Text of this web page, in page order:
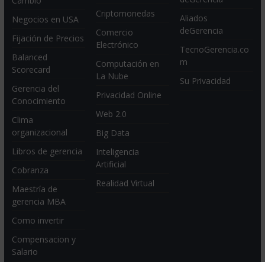
Negocios en USA
Fijación de Precios
Balanced
Scorecard
Gerencia del
Conocimiento
Clima
organizacional
Libros de gerencia
Cobranza
Maestría de
gerencia MBA
Como invertir
Compensacion y
Salario
Criptomonedas
Comercio
Electrónico
Computación en
La Nube
Privacidad Online
Web 2.0
Big Data
Inteligencia
Artificial
Realidad Virtual
Aliados
deGerencia
TecnoGerencia.co
m
Su Privacidad